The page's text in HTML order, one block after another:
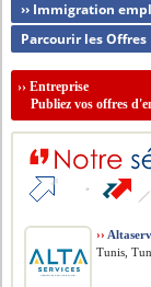
›› Immigration
Parcourir les Offres
››Entreprise
Publiez vos offres
››
Tunis,